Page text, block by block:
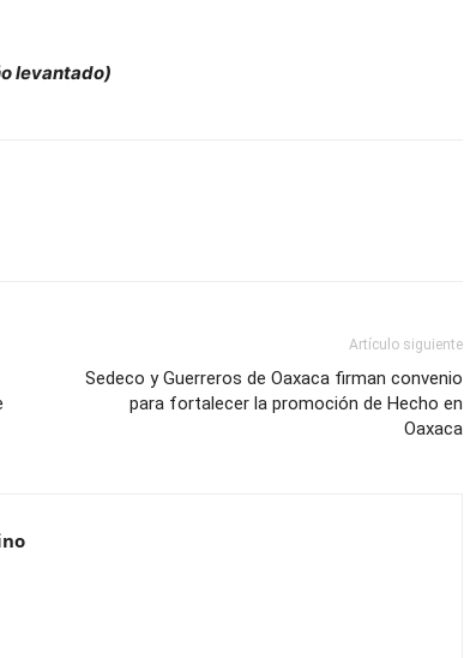
levantado)
Artículo siguiente
Sedeco y Guerreros de Oaxaca firman convenio
para fortalecer la promoción de Hecho en
Oaxaca